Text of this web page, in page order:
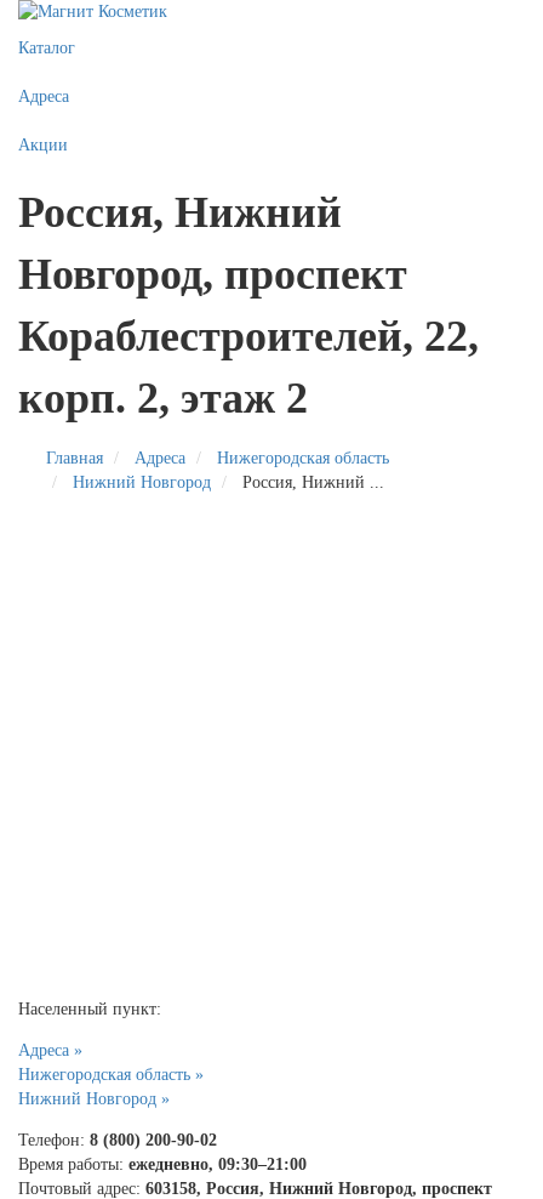
Каталог
Адреса
Акции
Россия, Нижний
Новгород, проспект
Кораблестроителей, 22,
корп. 2, этаж 2
Главная Адреса
Нижегородская область
Нижний Новгород
Россия, Нижний ...
Населенный пункт:
Адреса »
Нижегородская область »
Нижний Новгород »
Телефон: 8 (800) 200-90-02
Время работы: ежедневно, 09:30–21:00
Почтовый адрес: 603158, Россия, Нижний Новгород, проспект